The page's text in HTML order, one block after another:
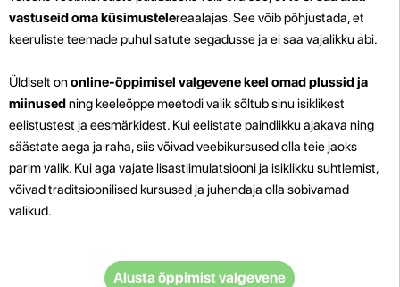
vastuseid oma küsimustelereaalajas. See võib põhjustada, et
keeruliste teemade puhul satute segadusse ja ei saa vajalikku abi.
Üldiselt ononline-õppimisel valgevene keel omad plussid ja
miinusedning keeleõppe meetodi valik sõltub sinu isiklikest
eelistustest ja eesmärkidest. Kui eelistate paindlikku ajakava ning
säästate aega ja raha, siis võivad veebikursused olla teie jaoks
parim valik. Kui aga vajate lisastiimulatsiooni ja isiklikku suhtlemist,
võivad traditsioonilised kursused ja juhendaja olla sobivamad
valikud.
Alusta õppimist valgevene